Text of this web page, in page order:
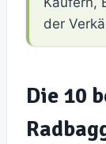
der
Die 10